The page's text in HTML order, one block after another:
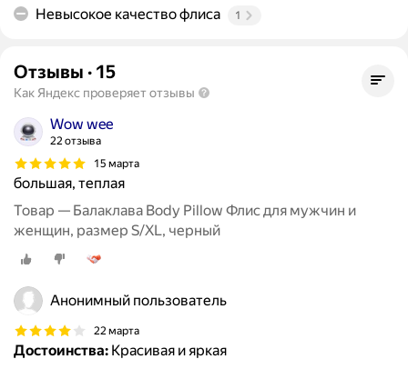
Невысокое качество флиса 1
Отзывы · 15
Как Яндекс проверяет отзывы
Wow wee
22 отзыва
15 марта
большая, теплая
Товар — Балаклава Body Pillow Флис для мужчин и
женщин, размер S/XL, черный
Анонимный пользователь
22 марта
Достоинства: Красивая и яркая